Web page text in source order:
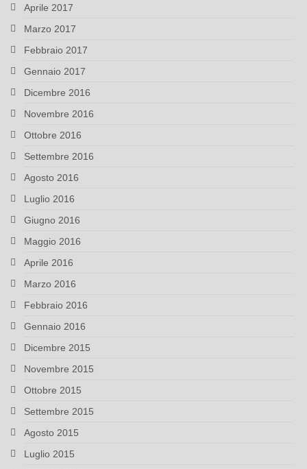
Aprile 2017
Marzo 2017
Febbraio 2017
Gennaio 2017
Dicembre 2016
Novembre 2016
Ottobre 2016
Settembre 2016
Agosto 2016
Luglio 2016
Giugno 2016
Maggio 2016
Aprile 2016
Marzo 2016
Febbraio 2016
Gennaio 2016
Dicembre 2015
Novembre 2015
Ottobre 2015
Settembre 2015
Agosto 2015
Luglio 2015